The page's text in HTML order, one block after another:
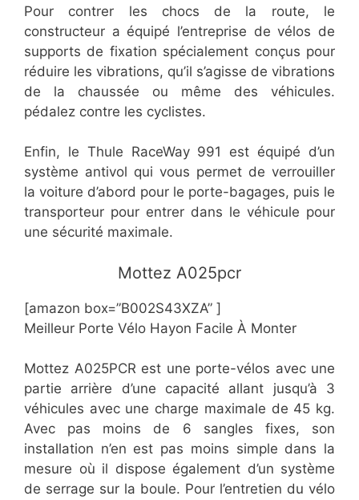
Pour contrer les chocs de la route, le
constructeur a équipé l’entreprise de vélos de
supports de fixation spécialement conçus pour
réduire les vibrations, qu’il s’agisse de vibrations
de la chaussée ou même des véhicules.
pédalez contre les cyclistes.
Enfin, le Thule RaceWay 991 est équipé d’un
système antivol qui vous permet de verrouiller
la voiture d’abord pour le porte-bagages, puis le
transporteur pour entrer dans le véhicule pour
une sécurité maximale.
​Mottez A025pcr
[amazon box=”B002S43XZA” ]
Meilleur Porte Vélo Hayon Facile À Monter
Mottez A025PCR est une porte-vélos avec une
partie arrière d’une capacité allant jusqu’à 3
véhicules avec une charge maximale de 45 kg.
Avec pas moins de 6 sangles fixes, son
installation n’en est pas moins simple dans la
mesure où il dispose également d’un système
de serrage sur la boule. Pour l’entretien du vélo